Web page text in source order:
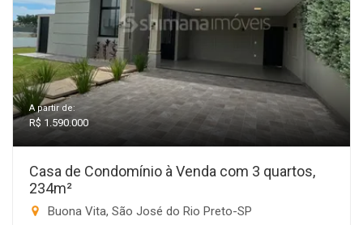
A partir de:
R$ 1.590.000
Casa de Condomínio à Venda com 3 quartos,
234m²
Buona Vita, São José do Rio Preto-SP